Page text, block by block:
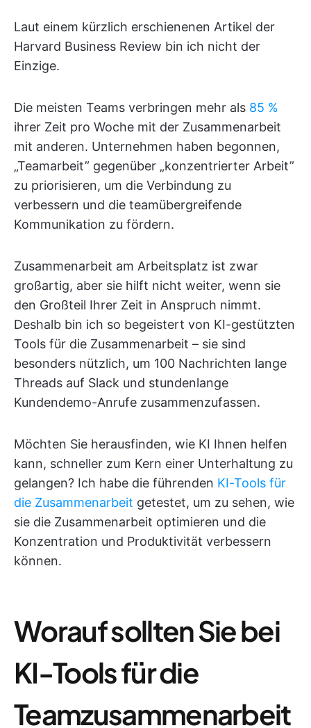
Laut einem kürzlich erschienenen Artikel der
Harvard Business Review bin ich nicht der
Einzige.
Die meisten Teams verbringen mehr als 85 %
ihrer Zeit pro Woche mit der Zusammenarbeit
mit anderen. Unternehmen haben begonnen,
„Teamarbeit” gegenüber „konzentrierter Arbeit”
zu priorisieren, um die Verbindung zu
verbessern und die teamübergreifende
Kommunikation zu fördern.
Zusammenarbeit am Arbeitsplatz ist zwar
großartig, aber sie hilft nicht weiter, wenn sie
den Großteil Ihrer Zeit in Anspruch nimmt.
Deshalb bin ich so begeistert von KI-gestützten
Tools für die Zusammenarbeit – sie sind
besonders nützlich, um 100 Nachrichten lange
Threads auf Slack und stundenlange
Kundendemo-Anrufe zusammenzufassen.
Möchten Sie herausfinden, wie KI Ihnen helfen
kann, schneller zum Kern einer Unterhaltung zu
gelangen? Ich habe die führenden KI-Tools für
die Zusammenarbeit getestet, um zu sehen, wie
sie die Zusammenarbeit optimieren und die
Konzentration und Produktivität verbessern
können.
Worauf sollten Sie bei
KI-Tools für die
Teamzusammenarbeit